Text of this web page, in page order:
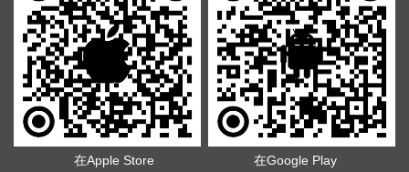
在Apple Store 在Google Play